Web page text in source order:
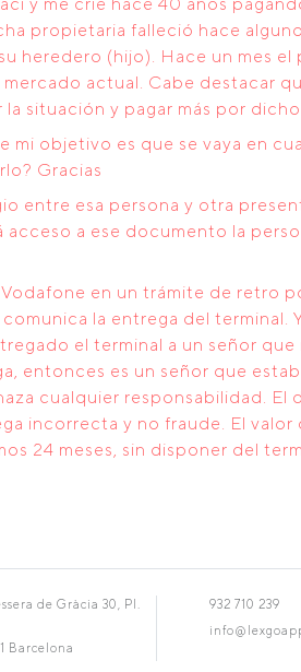
propietaria falleció hace
heredero (hijo). Hace un mes
actual. Cabe destacar
situación y pagar más por
objetivo es que se vaya en
Gracias
entre esa persona y otra
a ese documento la
en un trámite de retro
la entrega del terminal.
el terminal a un señor
entonces es un señor que
cualquier responsabilidad. El
incorrecta y no fraude. El valor
24 meses, sin disponer del
de Gràcia 30, Pl.
Barcelona
932 710 239